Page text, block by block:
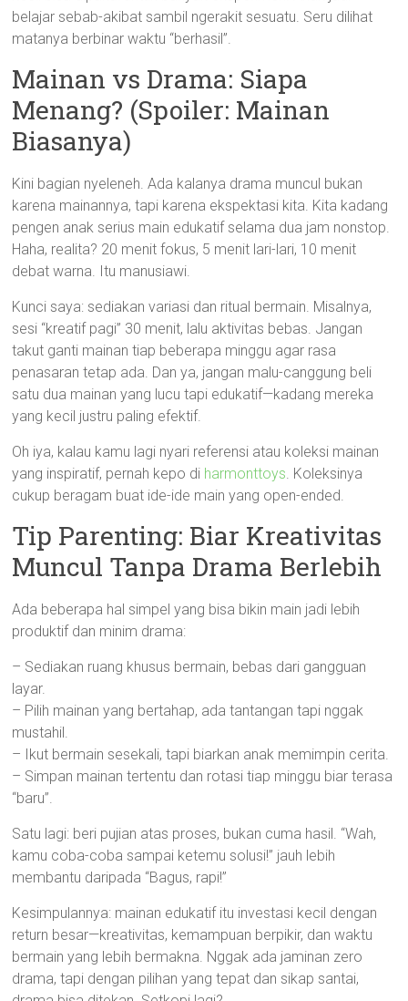
belajar sebab-akibat sambil ngerakit sesuatu. Seru dilihat
matanya berbinar waktu “berhasil”.
Mainan vs Drama: Siapa
Menang? (Spoiler: Mainan
Biasanya)
Kini bagian nyeleneh. Ada kalanya drama muncul bukan
karena mainannya, tapi karena ekspektasi kita. Kita kadang
pengen anak serius main edukatif selama dua jam nonstop.
Haha, realita? 20 menit fokus, 5 menit lari-lari, 10 menit
debat warna. Itu manusiawi.
Kunci saya: sediakan variasi dan ritual bermain. Misalnya,
sesi “kreatif pagi” 30 menit, lalu aktivitas bebas. Jangan
takut ganti mainan tiap beberapa minggu agar rasa
penasaran tetap ada. Dan ya, jangan malu-canggung beli
satu dua mainan yang lucu tapi edukatif—kadang mereka
yang kecil justru paling efektif.
Oh iya, kalau kamu lagi nyari referensi atau koleksi mainan
yang inspiratif, pernah kepo di harmonttoys. Koleksinya
cukup beragam buat ide-ide main yang open-ended.
Tip Parenting: Biar Kreativitas
Muncul Tanpa Drama Berlebih
Ada beberapa hal simpel yang bisa bikin main jadi lebih
produktif dan minim drama:
– Sediakan ruang khusus bermain, bebas dari gangguan
layar.
– Pilih mainan yang bertahap, ada tantangan tapi nggak
mustahil.
– Ikut bermain sesekali, tapi biarkan anak memimpin cerita.
– Simpan mainan tertentu dan rotasi tiap minggu biar terasa
“baru”.
Satu lagi: beri pujian atas proses, bukan cuma hasil. “Wah,
kamu coba-coba sampai ketemu solusi!” jauh lebih
membantu daripada “Bagus, rapi!”
Kesimpulannya: mainan edukatif itu investasi kecil dengan
return besar—kreativitas, kemampuan berpikir, dan waktu
bermain yang lebih bermakna. Nggak ada jaminan zero
drama, tapi dengan pilihan yang tepat dan sikap santai,